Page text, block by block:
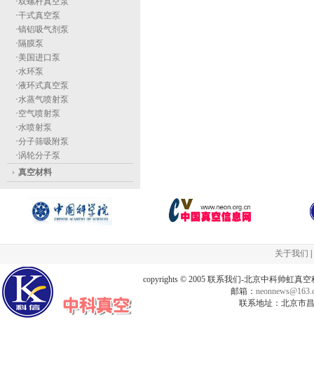
·干式真空泵
·镐铝吸气剂泵
· 隔膜泵
·美国进口泵
·水环泵
·液环式真空泵
·水蒸气喷射泵
·空气喷射泵
·水喷射泵
·分子筛吸附泵
·涡轮分子泵
真空材料
关于我们
copyrights © 2005 联系我们-北京中科帅虹真
邮箱：
联系地址：北京市